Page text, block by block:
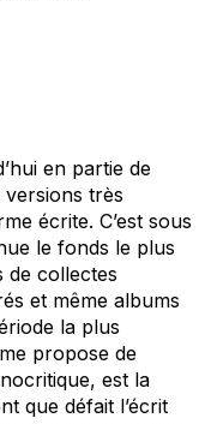
en partie de
très
écrite. C’est sous
le fonds le plus
de collectes
et même albums
la plus
propose de
est la
que défait l’écrit